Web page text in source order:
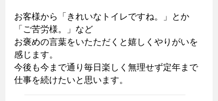
お客様から「きれいなトイレですね。」とか
「ご苦労様。」など
お褒めの言葉をいたただくと嬉しくやりがいを
感じます。
今後も今まで通り毎日楽しく無理せず定年まで
仕事を続けたいと思います。